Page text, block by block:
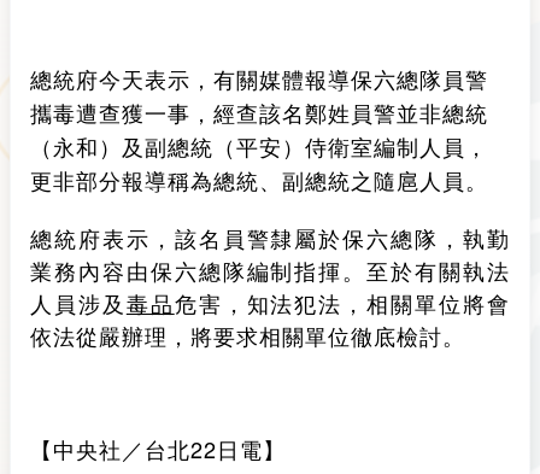
總統府今天表示，有關媒體報導保六總隊員警
攜毒遭查獲一事，經查該名鄭姓員警並非總統
（永和）及副總統（平安）侍衛室編制人員，
更非部分報導稱為總統、副總統之隨扈人員。
總統府表示，該名員警隸屬於保六總隊，執勤
業務內容由保六總隊編制指揮。至於有關執法
人員涉及毒品危害，知法犯法，相關單位將會
依法從嚴辦理，將要求相關單位徹底檢討。
【中央社／台北22日電】